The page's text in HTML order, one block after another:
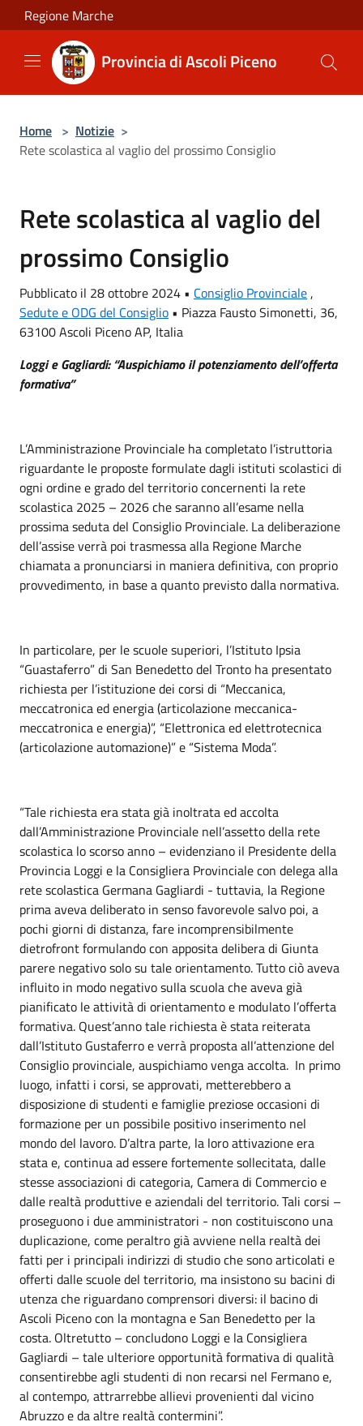
Salta al contenuto principale
Regione Marche
Provincia di Ascoli Piceno
Home > Notizie >
Rete scolastica al vaglio del prossimo Consiglio
Rete scolastica al vaglio del
prossimo Consiglio
Pubblicato il 28 ottobre 2024 • Consiglio Provinciale,
Sedute e ODG del Consiglio • Piazza Fausto Simonetti, 36,
63100 Ascoli Piceno AP, Italia
Loggi e Gagliardi: “Auspichiamo il potenziamento dell’offerta
formativa”
L’Amministrazione Provinciale ha completato l’istruttoria
riguardante le proposte formulate dagli istituti scolastici di
ogni ordine e grado del territorio concernenti la rete
scolastica 2025 – 2026 che saranno all’esame nella
prossima seduta del Consiglio Provinciale. La deliberazione
dell’assise verrà poi trasmessa alla Regione Marche
chiamata a pronunciarsi in maniera definitiva, con proprio
provvedimento, in base a quanto previsto dalla normativa.
In particolare, per le scuole superiori, l’Istituto Ipsia
“Guastaferro” di San Benedetto del Tronto ha presentato
richiesta per l’istituzione dei corsi di “Meccanica,
meccatronica ed energia (articolazione meccanica-
meccatronica e energia)”, “Elettronica ed elettrotecnica
(articolazione automazione)” e “Sistema Moda”.
“Tale richiesta era stata già inoltrata ed accolta
dall’Amministrazione Provinciale nell’assetto della rete
scolastica lo scorso anno – evidenziano il Presidente della
Provincia Loggi e la Consigliera Provinciale con delega alla
rete scolastica Germana Gagliardi - tuttavia, la Regione
prima aveva deliberato in senso favorevole salvo poi, a
pochi giorni di distanza, fare incomprensibilmente
dietrofront formulando con apposita delibera di Giunta
parere negativo solo su tale orientamento. Tutto ciò aveva
influito in modo negativo sulla scuola che aveva già
pianificato le attività di orientamento e modulato l’offerta
formativa. Quest’anno tale richiesta è stata reiterata
dall’Istituto Gustaferro e verrà proposta all’attenzione del
Consiglio provinciale, auspichiamo venga accolta. In primo
luogo, infatti i corsi, se approvati, metterebbero a
disposizione di studenti e famiglie preziose occasioni di
formazione per un possibile positivo inserimento nel
mondo del lavoro. D’altra parte, la loro attivazione era
stata e, continua ad essere fortemente sollecitata, dalle
stesse associazioni di categoria, Camera di Commercio e
dalle realtà produttive e aziendali del territorio. Tali corsi –
proseguono i due amministratori - non costituiscono una
duplicazione, come peraltro già avviene nella realtà dei
fatti per i principali indirizzi di studio che sono articolati e
offerti dalle scuole del territorio, ma insistono su bacini di
utenza che riguardano comprensori diversi: il bacino di
Ascoli Piceno con la montagna e San Benedetto per la
costa. Oltretutto – concludono Loggi e la Consigliera
Gagliardi – tale ulteriore opportunità formativa di qualità
consentirebbe agli studenti di non recarsi nel Fermano e,
al contempo, attrarrebbe allievi provenienti dal vicino
Abruzzo e da altre realtà contermini”.